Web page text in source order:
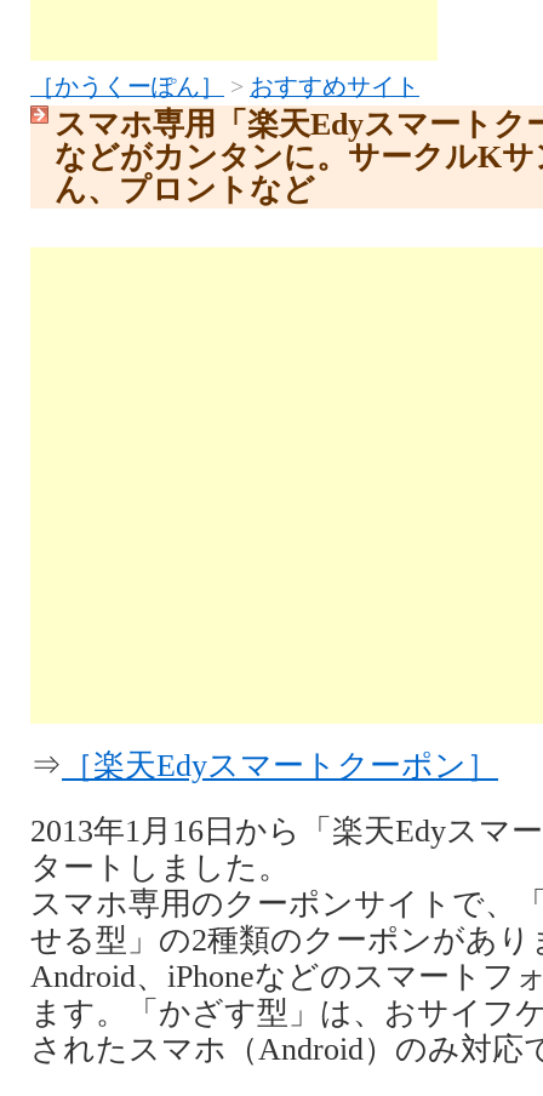
［かうくーぽん］ > おすすめサイト
スマホ専用「楽天Edyスマートク
などがカンタンに。サークルK
ん、プロントなど
⇒ ［楽天Edyスマートクーポン］
2013年1月16日から「楽天Edyスマ
タートしました。
スマホ専用のクーポンサイトで、
せる型」の2種類のクーポンがあり
Android、iPhoneなどのスマートフ
ます。「かざす型」は、おサイフ
されたスマホ（Android）のみ対応